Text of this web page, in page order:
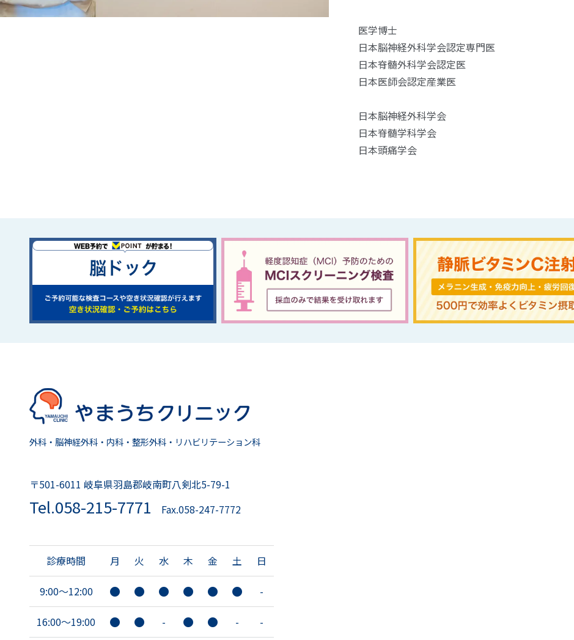
医学博士
日本脳神経外科学会認定専門医
日本脊髄外科学会認定医
日本医師会認定産業医
日本脳神経外科学会
日本脊髄学科学会
日本頭痛学会
外科・脳神経外科・内科・整形外科・リハビリテーション科
〒501-6011 岐阜県羽島郡岐南町八剣北5-79-1
Tel.058-215-7771 Fax.058-247-7772
診療時間 月 火 水 木 金 土 日
9:00〜12:00 -
16:00〜19:00 - - -